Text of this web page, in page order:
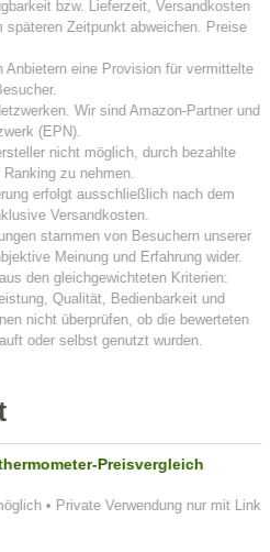
• Private Verwendung nur mit Link
Preisvergleich